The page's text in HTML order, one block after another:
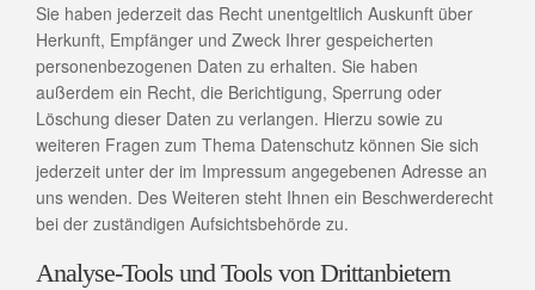
Sie haben jederzeit das Recht unentgeltlich Auskunft über
Herkunft, Empfänger und Zweck Ihrer gespeicherten
personenbezogenen Daten zu erhalten. Sie haben
außerdem ein Recht, die Berichtigung, Sperrung oder
Löschung dieser Daten zu verlangen. Hierzu sowie zu
weiteren Fragen zum Thema Datenschutz können Sie sich
jederzeit unter der im Impressum angegebenen Adresse an
uns wenden. Des Weiteren steht Ihnen ein Beschwerderecht
bei der zuständigen Aufsichtsbehörde zu.
Analyse-Tools und Tools von Drittanbietern